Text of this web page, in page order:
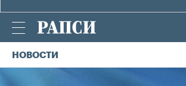
НОВОСТИ